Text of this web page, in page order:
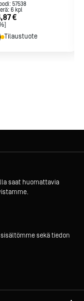
57538
6 kpl
€
Tilaustuote
saat huomattavia
sekä tiedon